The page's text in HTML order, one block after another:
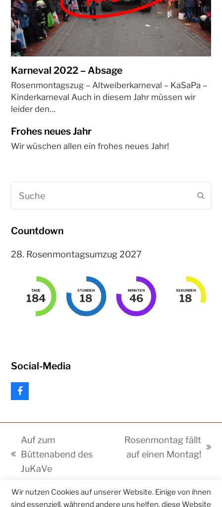
Karneval 2022 – Absage
Rosenmontagszug – Altweiberkarneval – KaSaPa –
Kinderkarneval Auch in diesem Jahr müssen wir
leider den…
Frohes neues Jahr
Wir wüschen allen ein frohes neues Jahr!
Countdown
28. Rosenmontagsumzug 2027
TAGE
184
STUNDEN
18
MINUTEN
46
SEKUNDEN
18
Social-Media
F
e
o
o
k
vorheriger
Auf zum
Büttenabend des
JuKaVe
Nächster
Rosenmontag fällt
auf einen Montag!
2026KarnevalsVerein Velen. Alle Rechte vorbehalten.
Wir nutzen Cookies auf unserer Website. Einige von ihnen
sind essenziell, während andere uns helfen, diese Website